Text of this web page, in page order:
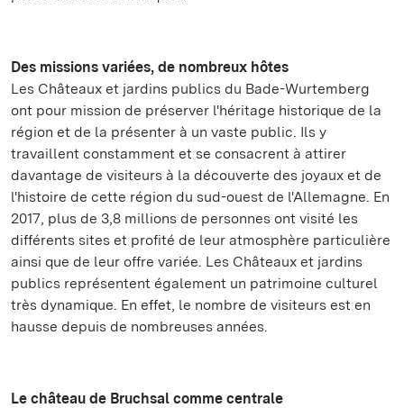
Des missions variées, de nombreux hôtes
Les Châteaux et jardins publics du Bade-Wurtemberg
ont pour mission de préserver l'héritage historique de la
région et de la présenter à un vaste public. Ils y
travaillent constamment et se consacrent à attirer
davantage de visiteurs à la découverte des joyaux et de
l'histoire de cette région du sud-ouest de l'Allemagne. En
2017, plus de 3,8 millions de personnes ont visité les
différents sites et profité de leur atmosphère particulière
ainsi que de leur offre variée. Les Châteaux et jardins
publics représentent également un patrimoine culturel
très dynamique. En effet, le nombre de visiteurs est en
hausse depuis de nombreuses années.
Le château de Bruchsal comme centrale